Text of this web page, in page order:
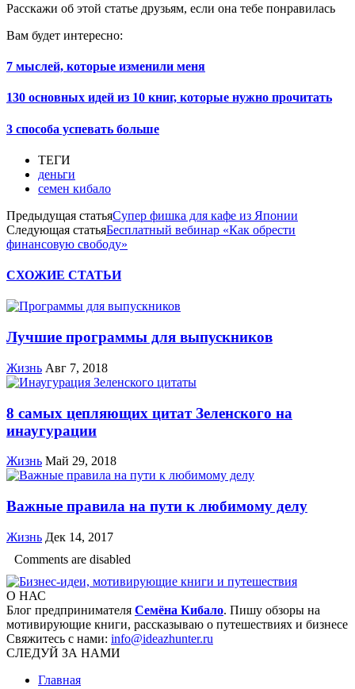
Расскажи об этой статье друзьям, если она тебе понравилась
Вам будет интересно:
7 мыслей, которые изменили меня
130 основных идей из 10 книг, которые нужно прочитать
3 способа успевать больше
ТЕГИ
деньги
семен кибало
Предыдущая статьяСупер фишка для кафе из Японии
Следующая статьяБесплатный вебинар «Как обрести
финансовую свободу»
СХОЖИЕ СТАТЬИ
Лучшие программы для выпускников
Жизнь Авг 7, 2018
8 самых цепляющих цитат Зеленского на
инаугурации
Жизнь Май 29, 2018
Важные правила на пути к любимому делу
Жизнь Дек 14, 2017
Comments are disabled
О НАС
Блог предпринимателя Семёна Кибало. Пишу обзоры на
мотивирующие книги, рассказываю о путешествиях и бизнесе
Свяжитесь с нами: info@ideazhunter.ru
СЛЕДУЙ ЗА НАМИ
Главная